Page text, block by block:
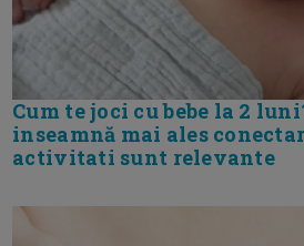
Cum te joci cu bebe la 2
inseamnă mai ales
activitati sunt relevante